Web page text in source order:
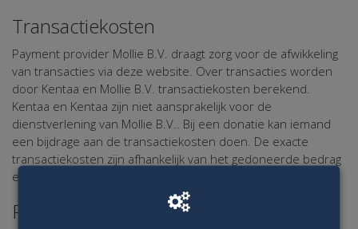
Transactiekosten
Payment provider Mollie B.V. draagt zorg voor de afwikkeling
van transacties via deze website. Over transacties worden
door Kentaa en Mollie B.V. transactiekosten berekend.
Kentaa en Kentaa zijn niet aansprakelijk voor de
dienstverlening van Mollie B.V.. Bij een donatie kan iemand
een bijdrage aan de transactiekosten doen. De exacte
transactiekosten zijn afhankelijk van het gedoneerde bedrag
en de betaalmethode.
Persoonsgegevens